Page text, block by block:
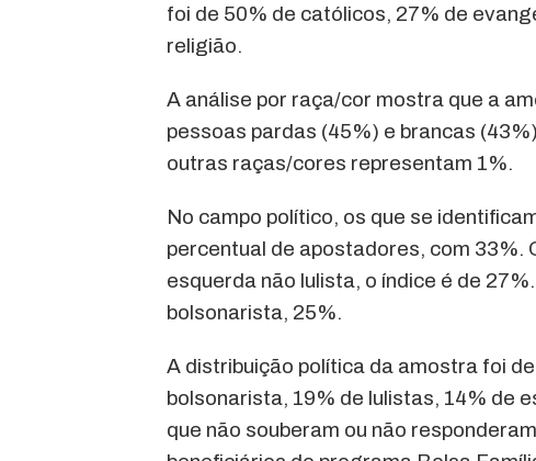
foi de 50% de católicos, 27% de
religião.
A análise por raça/cor mostra que a
pessoas pardas (45%) e brancas
outras raças/cores representam 1%.
No campo político, os que se
percentual de apostadores, com 33%.
esquerda não lulista, o índice é de
bolsonarista, 25%.
A distribuição política da amostra foi
bolsonarista, 19% de lulistas, 14% de
que não souberam ou não